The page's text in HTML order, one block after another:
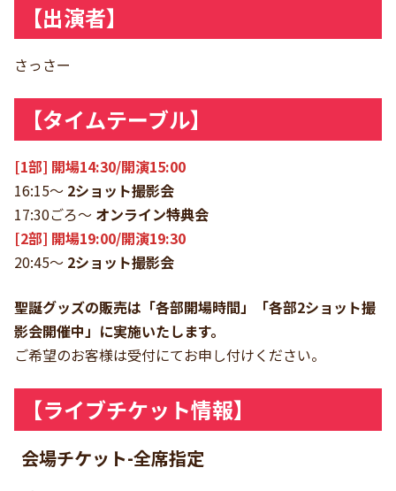
【出演者】
さっさー
【タイムテーブル】
[1部] 開場14:30/開演15:00
16:15〜 2ショット撮影会
17:30ごろ〜 オンライン特典会
[2部] 開場19:00/開演19:30
20:45〜 2ショット撮影会
聖誕グッズの販売は「各部開場時間」「各部2ショット撮
影会開催中」に実施いたします。
ご希望のお客様は受付にてお申し付けください。
【ライブチケット情報】
会場チケット-全席指定